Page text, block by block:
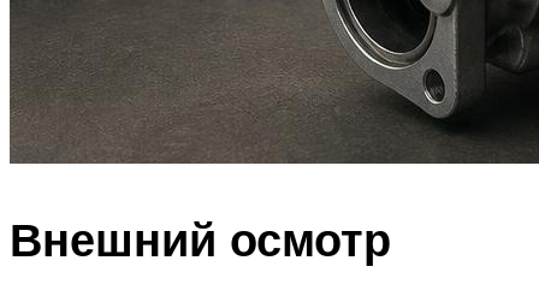
Внешний осмотр